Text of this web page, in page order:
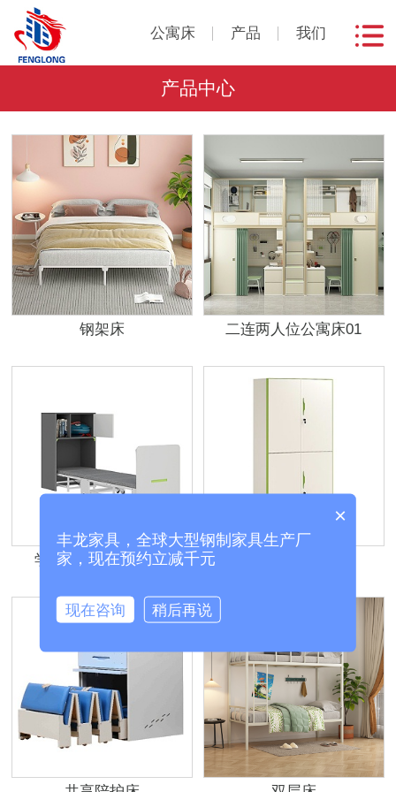
公寓床 产品 我们
产品中心
钢架床 二连两人位公寓床01
学校教室单人午休床
×
丰龙家具，全球大型钢制家具生产厂
家，现在预约立减千元
现在咨询 稍后再说